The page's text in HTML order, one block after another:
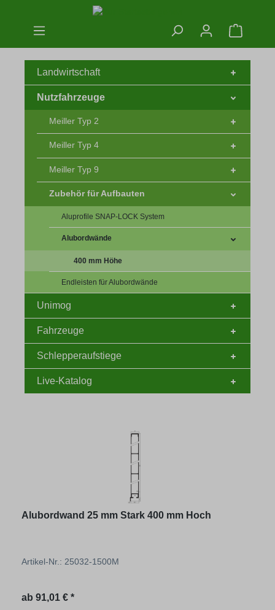
Zum Hauptinhalt springen
Landwirtschaft
Nutzfahrzeuge
Meiller Typ 2
Meiller Typ 4
Meiller Typ 9
Zubehör für Aufbauten
Aluprofile SNAP-LOCK System
Alubordwände
400 mm Höhe
Endleisten für Alubordwände
Unimog
Fahrzeuge
Schlepperaufstiege
Live-Katalog
Alubordwand 25 mm Stark 400 mm Hoch
Artikel-Nr.: 25032-1500M
Regulärer Preis:
ab 91,01 € *